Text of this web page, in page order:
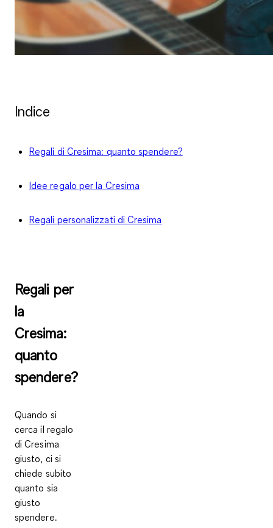
Indice
Regali di Cresima: quanto spendere?
Idee regalo per la Cresima
Regali personalizzati di Cresima
Regali per
la
Cresima:
quanto
spendere?
Quando si
cerca il regalo
di Cresima
giusto, ci si
chiede subito
quanto sia
giusto
spendere.